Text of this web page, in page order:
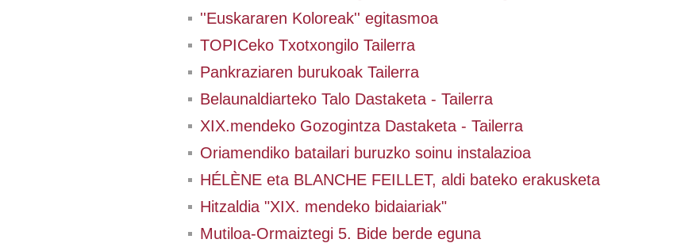
''Euskararen Koloreak'' egitasmoa
TOPICeko Txotxongilo Tailerra
Pankraziaren burukoak Tailerra
Belaunaldiarteko Talo Dastaketa - Tailerra
XIX.mendeko Gozogintza Dastaketa - Tailerra
Oriamendiko batailari buruzko soinu instalazioa
HÉLÈNE eta BLANCHE FEILLET, aldi bateko erakusketa
Hitzaldia "XIX. mendeko bidaiariak"
Mutiloa-Ormaiztegi 5. Bide berde eguna